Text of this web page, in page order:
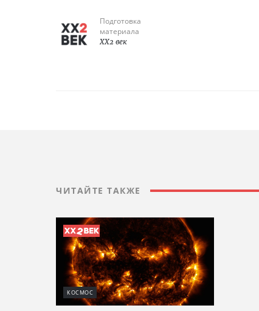
Подготовка
материала
XX2 век
ЧИТАЙТЕ ТАКЖЕ
КОСМОС